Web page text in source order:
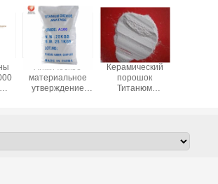
Химическое
материальное
утверждение
Керамический
порошок
Титанюм